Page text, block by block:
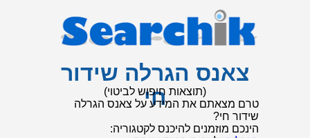
צאנס הגרלה שידור
חי
(תוצאות חיפוש לביטוי)
טרם מצאתם את המידע על צאנס הגרלה
שידור חי?
הינכם מוזמנים להיכנס לקטגוריה: